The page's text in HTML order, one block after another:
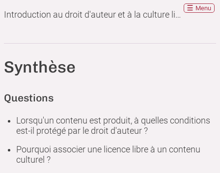
Introduction au droit d'auteur et à la culture libre
Menu
Synthèse
Questions
Lorsqu'un contenu est produit, à quelles conditions
est-il protégé par le droit d'auteur ?
Pourquoi associer une licence libre à un contenu
culturel ?